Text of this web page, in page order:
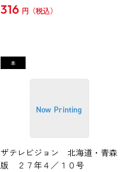
316 円
ザテレビジョン 北海道・青森
版 ２７年４／１０号